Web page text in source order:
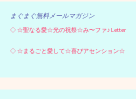
まぐまぐ無料メールマガジン
◇ ☆聖なる愛☆光の祝祭☆み〜ファ♪ Letter
◇ ☆まるごと愛して☆喜びアセンション☆